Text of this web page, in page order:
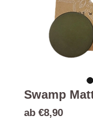
Swamp
ab €8,90Sale-